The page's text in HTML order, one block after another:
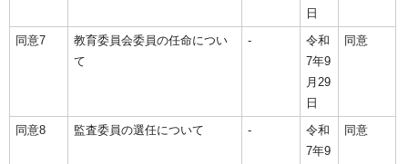
日
同意7
教育委員会委員の任命につい
て
-
令和
7年9
月29
日
同意
同意8 監査委員の選任について -
令和
7年9
同意